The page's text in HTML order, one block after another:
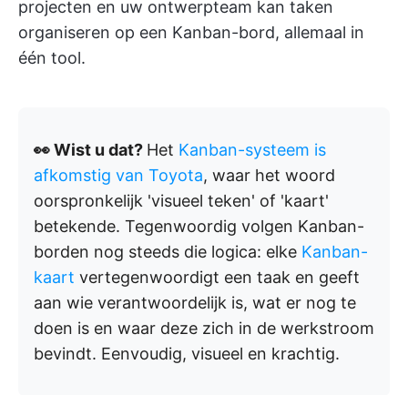
projecten en uw ontwerpteam kan taken
organiseren op een Kanban-bord, allemaal in
één tool.
👀 Wist u dat? Het Kanban-systeem is
afkomstig van Toyota, waar het woord
oorspronkelijk 'visueel teken' of 'kaart'
betekende. Tegenwoordig volgen Kanban-
borden nog steeds die logica: elke Kanban-
kaart vertegenwoordigt een taak en geeft
aan wie verantwoordelijk is, wat er nog te
doen is en waar deze zich in de werkstroom
bevindt. Eenvoudig, visueel en krachtig.